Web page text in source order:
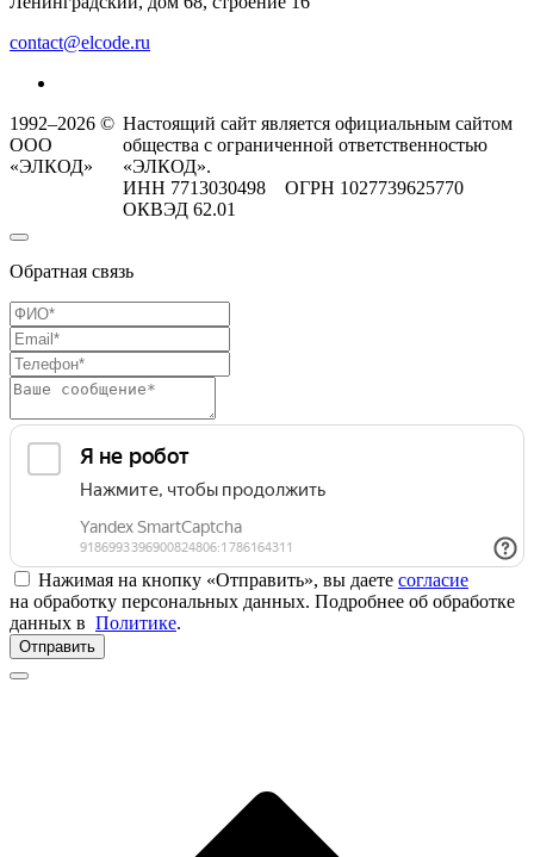
contact@elcode.ru
1992–2026 ©
ООО
«ЭЛКОД»
Настоящий сайт является официальным сайтом
общества с ограниченной ответственностью
«ЭЛКОД».
ИНН 7713030498 ОГРН 1027739625770
ОКВЭД 62.01
Обратная связь
Нажимая на кнопку «Отправить», вы даете согласие
на обработку персональных данных. Подробнее об обработке
данных в Политике.
Отправить